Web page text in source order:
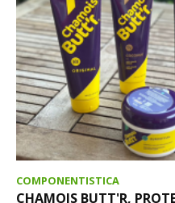
COMPONENTISTICA
CHAMOIS BUTT'R,